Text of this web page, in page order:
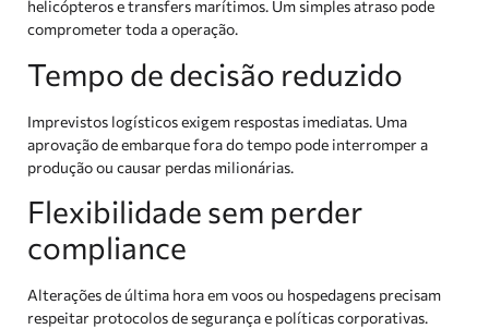
helicópteros e transfers marítimos. Um simples atraso pode
comprometer toda a operação.
Tempo de decisão reduzido
Imprevistos logísticos exigem respostas imediatas. Uma
aprovação de embarque fora do tempo pode interromper a
produção ou causar perdas milionárias.
Flexibilidade sem perder
compliance
Alterações de última hora em voos ou hospedagens precisam
respeitar protocolos de segurança e políticas corporativas.